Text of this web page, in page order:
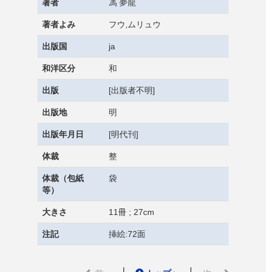
著者 馮 夢龍
著者よみ フウ,ムリュウ
出版国 ja
和洋区分 和
出版 [出版者不明]
出版地 明
出版年月日 [明代刊]
体裁 整
体裁（包紙
等）
袋
大きさ 11冊 ; 27cm
注記 挿絵:72面